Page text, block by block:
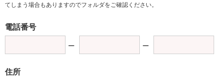
てしまう場合もありますのでフォルダをご確認ください。
電話番号
住所